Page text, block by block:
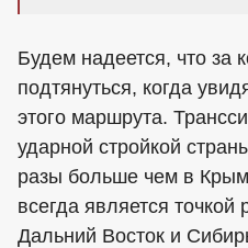
Будем надеется, что за
подтянуться, когда
этого маршрута.
ударной стройкой
разы больше чем в
всегда является точкой
Дальний Восток и